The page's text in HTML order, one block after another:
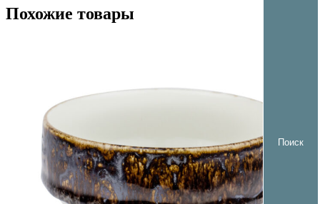
Похожие товары